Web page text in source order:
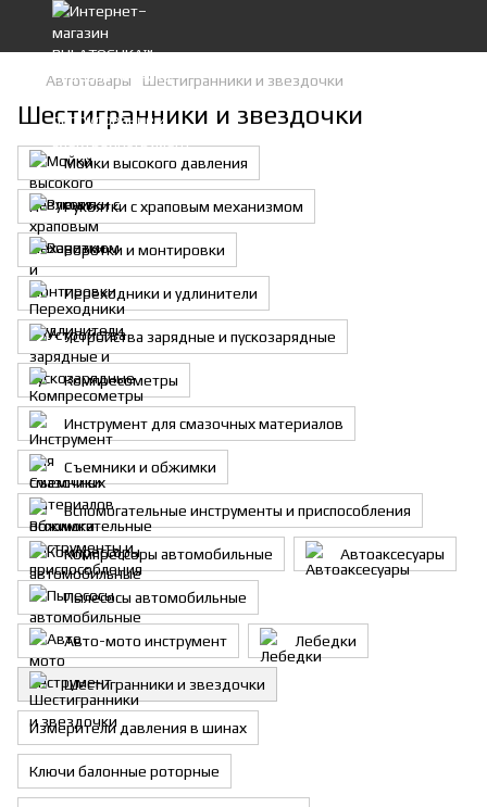
Автотовары Шестигранники и звездочки
Шестигранники и звездочки
Мойки высокого давления
Рукоятки с храповым механизмом
Воротки и монтировки
Переходники и удлинители
Устройства зарядные и пускозарядные
Компресометры
Инструмент для смазочных материалов
Съемники и обжимки
Вспомогательные инструменты и приспособления
Компрессоры автомобильные Автоаксесуары
Пылесосы автомобильные
Авто-мото инструмент Лебедки
Шестигранники и звездочки
Измерители давления в шинах
Ключи балонные роторные